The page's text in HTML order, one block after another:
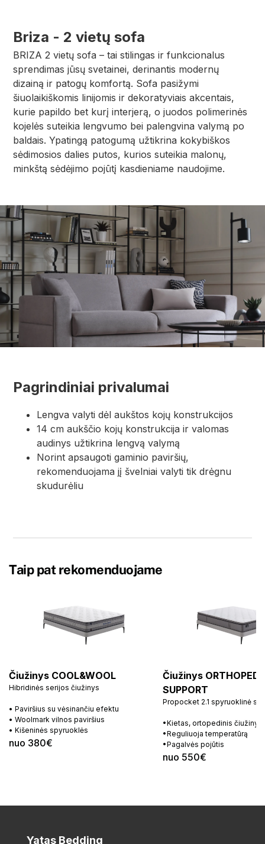
Briza - 2 vietų sofa
BRIZA 2 vietų sofa – tai stilingas ir funkcionalus
sprendimas jūsų svetainei, derinantis modernų
dizainą ir patogų komfortą. Sofa pasižymi
šiuolaikiškomis linijomis ir dekoratyviais akcentais,
kurie papildo bet kurį interjerą, o juodos polimerinės
kojelės suteikia lengvumo bei palengvina valymą po
baldais. Ypatingą patogumą užtikrina kokybiškos
sėdimosios dalies putos, kurios suteikia malonų,
minkštą sėdėjimo pojūtį kasdieniame naudojime.
Pagrindiniai privalumai
Lengva valyti dėl aukštos kojų konstrukcijos
14 cm aukščio kojų konstrukcija ir valomas
audinys užtikrina lengvą valymą
Norint apsaugoti gaminio paviršių,
rekomenduojama jį švelniai valyti tik drėgnu
skudurėliu
Taip pat rekomenduojame
Čiužinys COOL&WOOL
Hibridinės serijos čiužinys
• Paviršius su vėsinančiu efektu
• Woolmark vilnos paviršius
• Kišeninės spyruoklės
nuo 380€
Čiužinys
SUPPORT
Propocket 2.1 spyruoklinė
•Kietas, ortopedinis čiužinys
•Reguliuoja temperatūrą
•Pagalvės pojūtis
nuo 550€
Yatas Bedding